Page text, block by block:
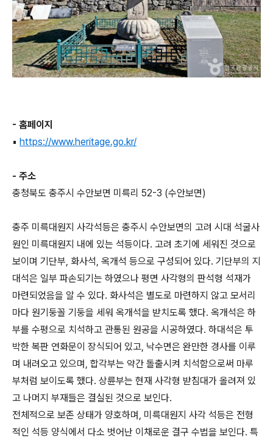
- 홈페이지
▪ https://www.heritage.go.kr/
- 주소
충청북도 충주시 수안보면 미륵리 52-3 (수안보면)
충주 미륵대원지 사각석등은 충주시 수안보면의 고려 시대 석굴사
원인 미륵대원지 내에 있는 석등이다. 고려 초기에 세워진 것으로
보이며 기단부, 화사석, 옥개석 등으로 구성되어 있다. 기단부의 지
대석은 일부 파손되기는 하였으나 평면 사각형의 판석형 석재가
마련되었음을 알 수 있다. 화사석은 별도로 마련하지 않고 모서리
마다 원기둥꼴 기둥을 세워 옥개석을 받치도록 했다. 옥개석은 하
부를 수평으로 치석하고 관통된 원공을 시공하였다. 하대석은 투
박한 복판 연화문이 장식되어 있고, 낙수면은 완만한 경사를 이루
며 내려오고 있으며, 합각부는 약간 돌출시켜 치석함으로써 마루
부처럼 보이도록 했다. 상륜부는 현재 사각형 받침대가 올려져 있
고 나머지 부재들은 결실된 것으로 보인다.
전체적으로 보존 상태가 양호하며, 미륵대원지 사각 석등은 전형
적인 석등 양식에서 다소 벗어난 이채로운 결구 수법을 보인다. 특